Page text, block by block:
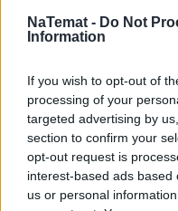
NaTemat - Do Not
Information
If you wish to opt-out of
processing of your
targeted advertising by
section to confirm your
opt-out request is
interest-based ads
us or personal
Koniec
na
lista"